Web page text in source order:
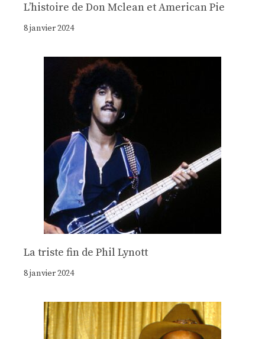
Lʼhistoire de Don Mclean et American Pie
8 janvier 2024
La triste fin de Phil Lynott
8 janvier 2024